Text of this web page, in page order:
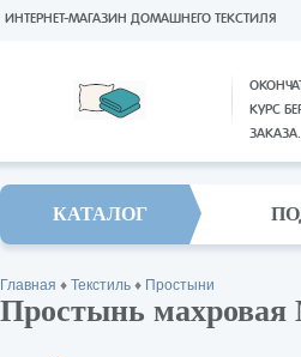
КУРС
ЗАКАЗА.
ИНТЕРНЕТ-МАГАЗИН ДОМАШНЕГО ТЕКСТИЛЯ
КАТАЛОГ
Главная ♦ Текстиль ♦ Простыни
Простынь махровая